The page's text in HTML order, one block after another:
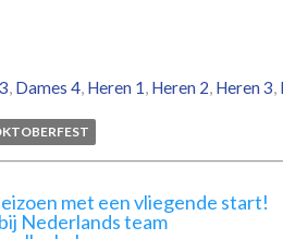
Dames 4 Heren 1 Heren 2 Heren 3
met een vliegende start!
Nederlands team